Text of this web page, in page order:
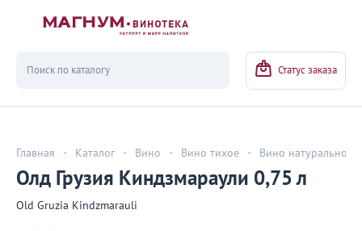
Статус заказа
Главная - Каталог - Вино - Вино тихое - Вино натуральное
Олд Грузия Киндзмараули 0,75 л
Old Gruzia Kindzmarauli